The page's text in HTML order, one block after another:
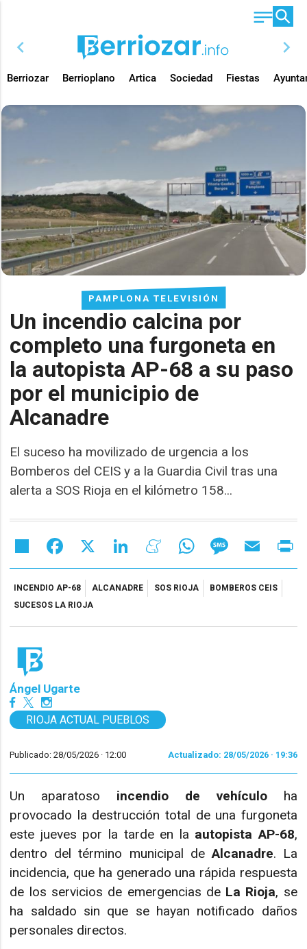
chevron_left chevron_right
Berriozar Berrioplano Artica Sociedad Fiestas
PAMPLONA TELEVISIÓN
Un incendio calcina por
completo una furgoneta en
la autopista AP-68 a su paso
por el municipio de
Alcanadre
El suceso ha movilizado de urgencia a los
Bomberos del CEIS y a la Guardia Civil tras una
alerta a SOS Rioja en el kilómetro 158...
Share Facebook LinkedIn MeneameWhatsAppMessageEmail
INCENDIO AP-68 ALCANADRE SOS RIOJA
BOMBEROS CEIS
SUCESOS LA RIOJA
Ángel Ugarte
RIOJA ACTUAL PUEBLOS
Publicado: 28/05/2026 · 12:00 Actualizado: 28/05/2026 · 19:36
Un aparatoso incendio de vehículoha
provocado la destrucción total de una furgoneta
este jueves por la tarde en la autopista AP-68,
dentro del término municipal deAlcanadre. La
incidencia, que ha generado una rápida respuesta
de los servicios de emergencias de La Rioja, se
ha saldado sin que se hayan notificado daños
personales directos.